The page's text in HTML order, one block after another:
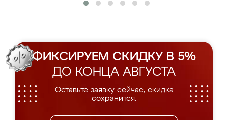
ФИКСИРУЕМ СКИДКУ В 5%
ДО КОНЦА АВГУСТА
Оставьте заявку сейчас, скидка
сохранится.